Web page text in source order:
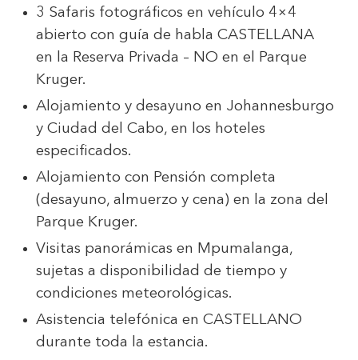
3 Safaris fotográficos en vehículo 4×4
abierto con guía de habla CASTELLANA
en la Reserva Privada – NO en el Parque
Kruger.
Alojamiento y desayuno en Johannesburgo
y Ciudad del Cabo, en los hoteles
especificados.
Alojamiento con Pensión completa
(desayuno, almuerzo y cena) en la zona del
Parque Kruger.
Visitas panorámicas en Mpumalanga,
sujetas a disponibilidad de tiempo y
condiciones meteorológicas.
Asistencia telefónica en CASTELLANO
durante toda la estancia.